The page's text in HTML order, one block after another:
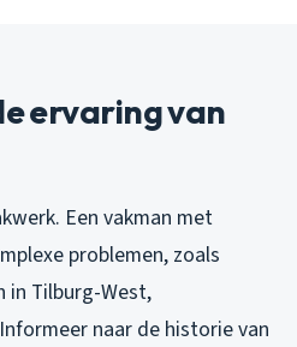
ervaring van
Een vakman met
problemen, zoals
in Tilburg-West,
naar de historie van